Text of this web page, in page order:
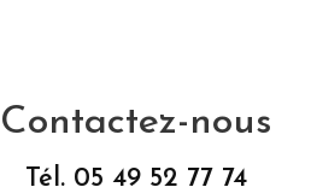
Contactez-nous
Tél. 05 49 52 77 74